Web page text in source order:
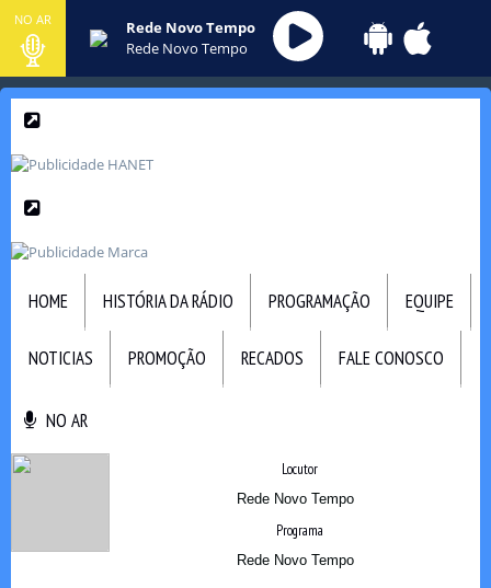
NO AR
Rede Novo Tempo
Rede Novo Tempo
HOME HISTÓRIA DA RÁDIO PROGRAMAÇÃO EQUIPE
NOTICIAS PROMOÇÃO RECADOS FALE CONOSCO
NO AR
Locutor
Rede Novo Tempo
Programa
Rede Novo Tempo